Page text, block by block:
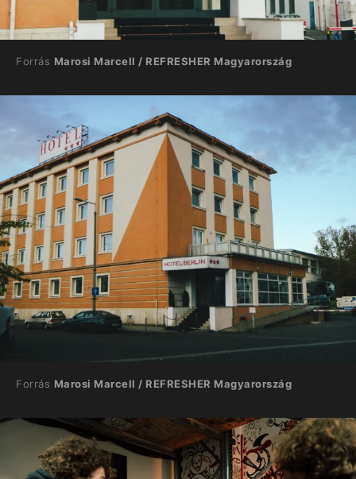
Forrás Marosi Marcell / REFRESHER Magyarország
Forrás Marosi Marcell / REFRESHER Magyarország